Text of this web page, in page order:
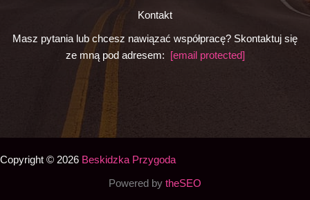
Kontakt
Masz pytania lub chcesz nawiązać współpracę? Skontaktuj się
ze mną pod adresem:
[email protected]
Copyright © 2026 Beskidzka Przygoda
Powered by theSEO